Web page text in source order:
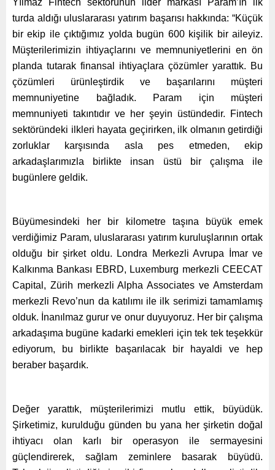
turda aldığı uluslararası yatırım başarısı hakkında: “Küçük
bir ekip ile çıktığımız yolda bugün 600 kişilik bir aileyiz.
Müşterilerimizin ihtiyaçlarını ve memnuniyetlerini en ön
planda tutarak finansal ihtiyaçlara çözümler yarattık. Bu
çözümleri ürünleştirdik ve başarılarını müşteri
memnuniyetine bağladık. Param için müşteri
memnuniyeti takıntıdır ve her şeyin üstündedir. Fintech
sektöründeki ilkleri hayata geçirirken, ilk olmanın getirdiği
zorluklar karşısında asla pes etmeden, ekip
arkadaşlarımızla birlikte insan üstü bir çalışma ile
bugünlere geldik.
Büyümesindeki her bir kilometre taşına büyük emek
verdiğimiz Param, uluslararası yatırım kuruluşlarının ortak
olduğu bir şirket oldu. Londra Merkezli Avrupa İmar ve
Kalkınma Bankası EBRD, Luxemburg merkezli CEECAT
Capital, Zürih merkezli Alpha Associates ve Amsterdam
merkezli Revo’nun da katılımı ile ilk serimizi tamamlamış
olduk. İnanılmaz gurur ve onur duyuyoruz. Her bir çalışma
arkadaşıma bugüne kadarki emekleri için tek tek teşekkür
ediyorum, bu birlikte başarılacak bir hayaldi ve hep
beraber başardık.
Değer yarattık, müşterilerimizi mutlu ettik, büyüdük.
Şirketimiz, kurulduğu günden bu yana her şirketin doğal
ihtiyacı olan karlı bir operasyon ile sermayesini
güçlendirerek, sağlam zeminlere basarak büyüdü.